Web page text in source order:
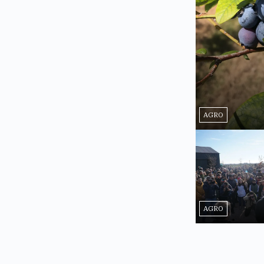
AGRO
AGRO